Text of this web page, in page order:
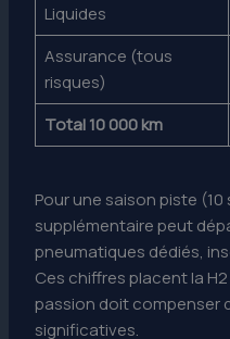
Liquides
Assurance (tous
risques)
Total 10 000 km
Pour une saison piste
supplémentaire peut
pneumatiques dédiés,
Ces chiffres placent la
passion doit compenser
significatives.